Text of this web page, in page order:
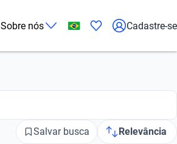
Sobre nós Cadastre-se
Salvar busca Relevância